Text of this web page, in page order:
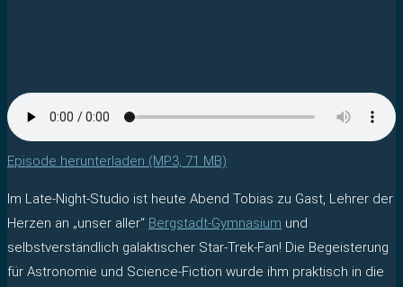
Episode herunterladen (MP3, 71 MB)
Im Late-Night-Studio ist heute Abend Tobias zu Gast, Lehrer der
Herzen an „unser aller“ Bergstadt-Gymnasium und
selbstverständlich galaktischer Star-Trek-Fan! Die Begeisterung
für Astronomie und Science-Fiction wurde ihm praktisch in die